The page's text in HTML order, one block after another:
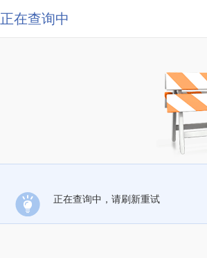
正在查询中
正在查询中，请刷新重试